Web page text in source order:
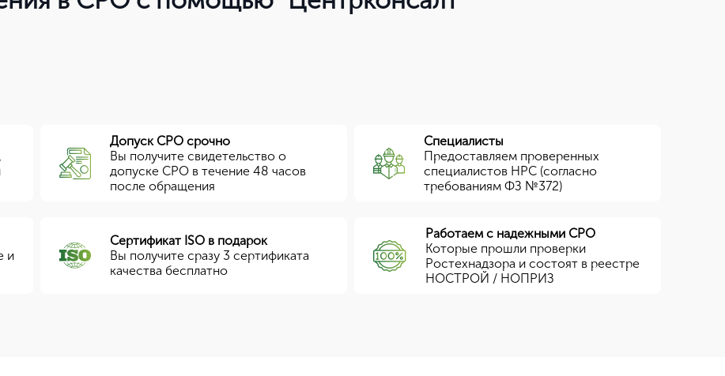
Допуск СРО срочно
Вы получите свидетельство о
допуске СРО в течение 48 часов
после обращения
Специалисты
Предоставляем проверенных
специалистов НРС (согласно
требованиям ФЗ №372)
и
Сертификат ISO в подарок
Вы получите сразу 3 сертификата
качества бесплатно
Работаем с надежными СРО
Которые прошли проверки
Ростехнадзора и состоят в реестре
НОСТРОЙ / НОПРИЗ